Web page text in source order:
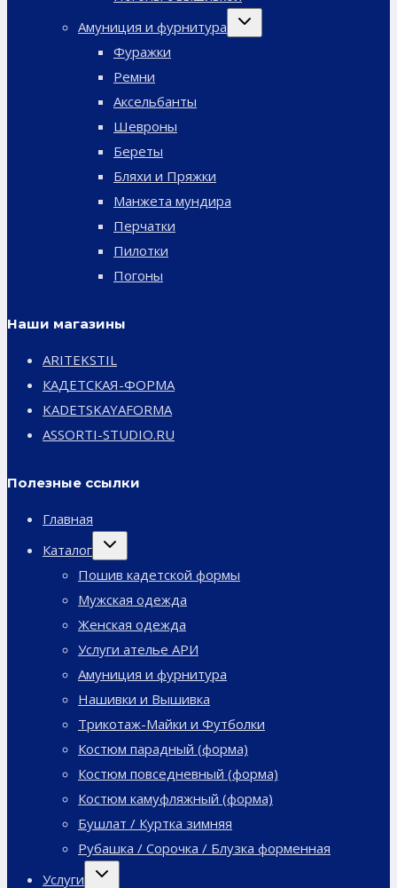
Амуниция и фурнитура
Переключить
дочернее
Фуражки
Ремни
Аксельбанты
Шевроны
Береты
Бляхи и Пряжки
Манжета мундира
Перчатки
Пилотки
Погоны
Наши магазины
ARITEKSTIL
КАДЕТСКАЯ-ФОРМА
KADETSKAYAFORMA
ASSORTI-STUDIO.RU
Полезные ссылки
Главная
Каталог
Переключить
дочернее
Пошив кадетской формы
Мужская одежда
Женская одежда
Услуги ателье АРИ
Амуниция и фурнитура
Нашивки и Вышивка
Трикотаж-Майки и Футболки
Костюм парадный (форма)
Костюм повседневный (форма)
Костюм камуфляжный (форма)
Бушлат / Куртка зимняя
Рубашка / Сорочка / Блузка форменная
Услуги
Переключить
дочернее